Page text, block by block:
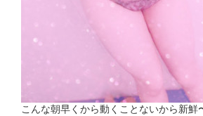
こんな朝早くから動くことないから新鮮